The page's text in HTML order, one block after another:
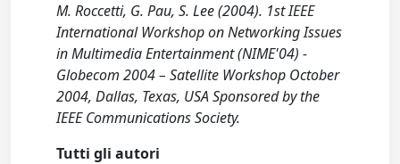
M. Roccetti, G. Pau, S. Lee (2004). 1st IEEE
International Workshop on Networking Issues
in Multimedia Entertainment (NIME'04) -
Globecom 2004 – Satellite Workshop October
2004, Dallas, Texas, USA Sponsored by the
IEEE Communications Society.
Tutti gli autori